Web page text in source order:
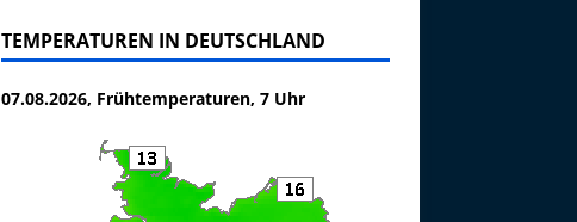
TEMPERATUREN IN DEUTSCHLAND
07.08.2026, Frühtemperaturen, 7 Uhr